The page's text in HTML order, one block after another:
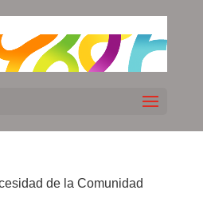
de la Comunidad